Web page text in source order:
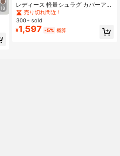
18
レディース 軽量シュラグ カバーアッ
プ オープンフロント ショートニット
トップ 春夏 薄手 ボレロセーター ピ
ンク
売り切れ間近！
300+ sold
¥1,597 -5% 概算